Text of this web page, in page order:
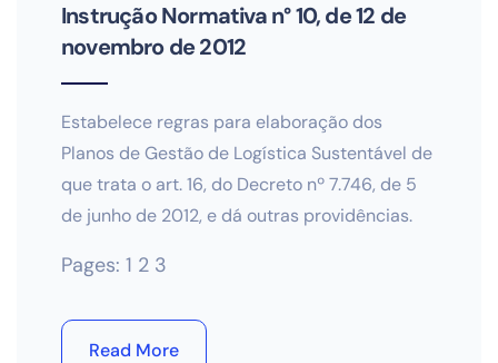
Instrução Normativa n° 10, de 12 de
novembro de 2012
Estabelece regras para elaboração dos
Planos de Gestão de Logística Sustentável de
que trata o art. 16, do Decreto nº 7.746, de 5
de junho de 2012, e dá outras providências.
Pages: 1 2 3
Read More